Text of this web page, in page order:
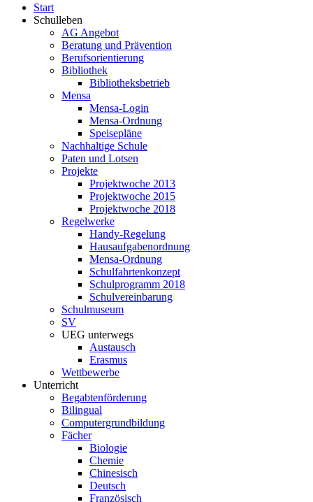
Start
Schulleben
AG Angebot
Beratung und Prävention
Berufsorientierung
Bibliothek
Bibliotheksbetrieb
Mensa
Mensa-Login
Mensa-Ordnung
Speisepläne
Nachhaltige Schule
Paten und Lotsen
Projekte
Projektwoche 2013
Projektwoche 2015
Projektwoche 2018
Regelwerke
Handy-Regelung
Hausaufgabenordnung
Mensa-Ordnung
Schulfahrtenkonzept
Schulprogramm 2018
Schulvereinbarung
Schulmuseum
SV
UEG unterwegs
Austausch
Erasmus
Wettbewerbe
Unterricht
Begabtenförderung
Bilingual
Computergrundbildung
Fächer
Biologie
Chemie
Chinesisch
Deutsch
Französisch